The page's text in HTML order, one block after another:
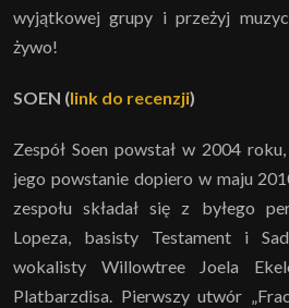
wyjątkowej grupy i przeżyj
żywo!
SOEN (link do recenzji)
Zespół Soen powstał w 2004
jego powstanie dopiero w maju
zespołu składał się z byłego
Lopeza, basisty Testament i
wokalisty Willowtree Joela
Platbarzdisa. Pierwszy utwór